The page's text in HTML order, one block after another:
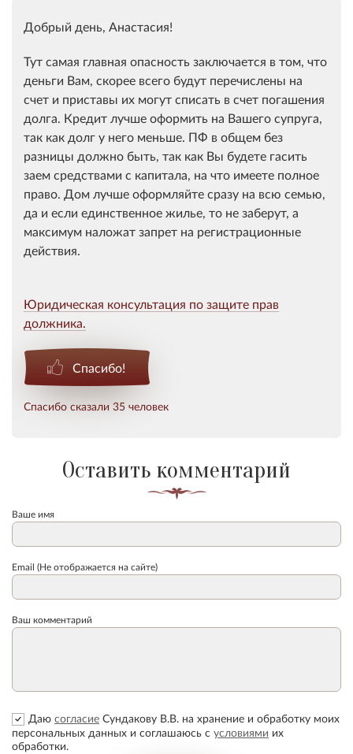
Добрый день, Анастасия!
Тут самая главная опасность заключается в том, что
деньги Вам, скорее всего будут перечислены на
счет и приставы их могут списать в счет погашения
долга. Кредит лучше оформить на Вашего супруга,
так как долг у него меньше. ПФ в общем без
разницы должно быть, так как Вы будете гасить
заем средствами с капитала, на что имеете полное
право. Дом лучше оформляйте сразу на всю семью,
да и если единственное жилье, то не заберут, а
максимум наложат запрет на регистрационные
действия.
Юридическая консультация по защите прав
должника.
Спасибо!
Спасибо сказали 35 человек
Оставить комментарий
Ваше имя
Email (Не отображается на сайте)
Ваш комментарий
Даю согласие Сундакову В.В. на хранение и обработку моих
персональных данных и соглашаюсь с условиями их
обработки.